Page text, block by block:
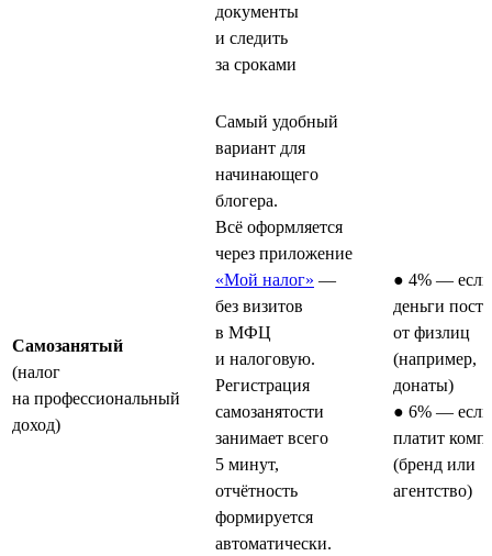
документы
и следить
за сроками
Самозанятый
(налог
на профессиональный
доход)
Самый удобный
вариант для
начинающего
блогера.
Всё оформляется
через приложение
«Мой налог» —
без визитов
в МФЦ
и налоговую.
Регистрация
самозанятости
занимает всего
5 минут,
отчётность
формируется
автоматически.
● 4% — если
деньги
от физлиц
(например,
донаты)
● 6% — если
платит
(бренд или
агентство)